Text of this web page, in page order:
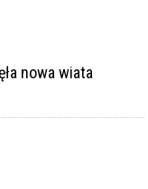
nowa wiata